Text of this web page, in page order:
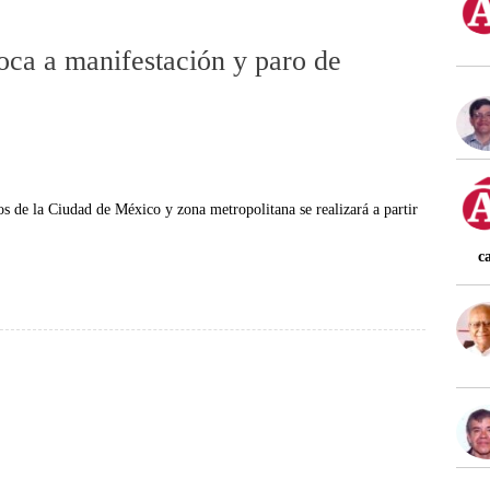
a manifestación y paro de
de la Ciudad de México y zona metropolitana se realizará a partir